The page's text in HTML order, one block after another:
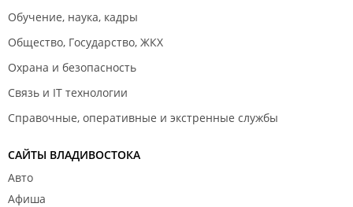
Обучение, наука, кадры
Общество, Государство, ЖКХ
Охрана и безопасность
Связь и IT технологии
Справочные, оперативные и экстренные службы
САЙТЫ ВЛАДИВОСТОКА
Авто
Афиша